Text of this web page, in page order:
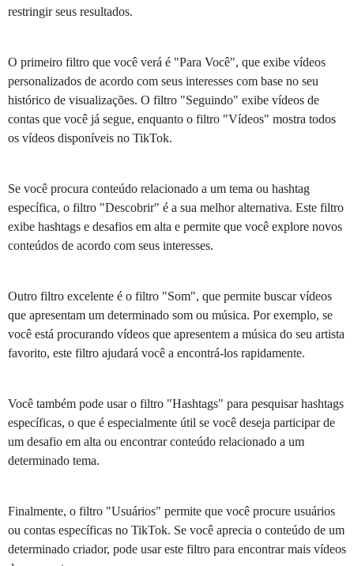
restringir seus resultados.
O primeiro filtro que você verá é "Para Você", que exibe vídeos
personalizados de acordo com seus interesses com base no seu
histórico de visualizações. O filtro "Seguindo" exibe vídeos de
contas que você já segue, enquanto o filtro "Vídeos" mostra todos
os vídeos disponíveis no TikTok.
Se você procura conteúdo relacionado a um tema ou hashtag
específica, o filtro "Descobrir" é a sua melhor alternativa. Este filtro
exibe hashtags e desafios em alta e permite que você explore novos
conteúdos de acordo com seus interesses.
Outro filtro excelente é o filtro "Som", que permite buscar vídeos
que apresentam um determinado som ou música. Por exemplo, se
você está procurando vídeos que apresentem a música do seu artista
favorito, este filtro ajudará você a encontrá-los rapidamente.
Você também pode usar o filtro "Hashtags" para pesquisar hashtags
específicas, o que é especialmente útil se você deseja participar de
um desafio em alta ou encontrar conteúdo relacionado a um
determinado tema.
Finalmente, o filtro "Usuários" permite que você procure usuários
ou contas específicas no TikTok. Se você aprecia o conteúdo de um
determinado criador, pode usar este filtro para encontrar mais vídeos